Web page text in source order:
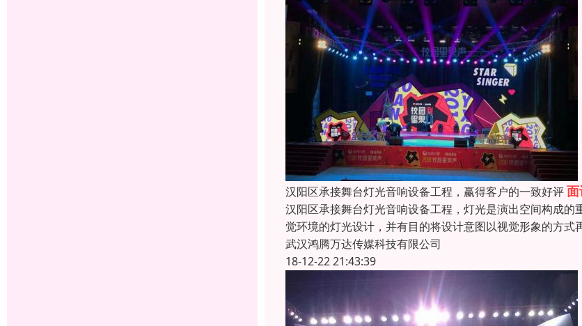
汉阳区承接舞台灯光音响设备工程，赢得客户的一致好评面
汉阳区承接舞台灯光音响设备工程，灯光是演出空间构成
觉环境的灯光设计，并有目的将设计意图以视觉形象的方
武汉鸿腾万达传媒科技有限公司
18-12-22 21:43:39